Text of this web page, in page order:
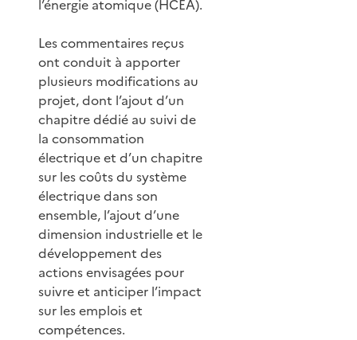
l’énergie atomique (HCEA).
Les commentaires reçus
ont conduit à apporter
plusieurs modifications au
projet, dont l’ajout d’un
chapitre dédié au suivi de
la consommation
électrique et d’un chapitre
sur les coûts du système
électrique dans son
ensemble, l’ajout d’une
dimension industrielle et le
développement des
actions envisagées pour
suivre et anticiper l’impact
sur les emplois et
compétences.